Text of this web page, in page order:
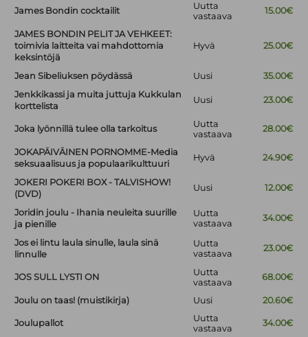
James Bondin cocktailit
Uutta
vastaava
15.00€
JAMES BONDIN PELIT JA VEHKEET:
toimivia laitteita vai mahdottomia
keksintöjä
Hyvä 25.00€
Jean Sibeliuksen pöydässä Uusi
35.00€
Jenkkikassi ja muita juttuja Kukkulan
korttelista
Uusi 23.00€
Joka lyönnillä tulee olla tarkoitus
Uutta
vastaava
28.00€
JOKAPÄIVÄINEN PORNOMME-Media
seksuaalisuus ja populaarikulttuuri
Hyvä 24.90€
JOKERI POKERI BOX - TALVISHOW!
(DVD)
Uusi 12.00€
Joridin joulu - Ihania neuleita suurille
ja pienille
Uutta
vastaava
34.00€
Jos ei lintu laula sinulle, laula sinä
linnulle
Uutta
vastaava
23.00€
JOS SULL LYSTI ON
Uutta
vastaava
68.00€
Joulu on taas! (muistikirja) Uusi 20.60€
Joulupallot
Uutta
vastaava
34.00€